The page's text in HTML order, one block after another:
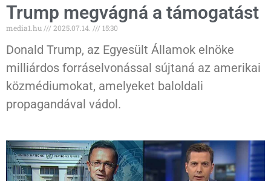
Trump megvágná a támogatást
media1.hu 2025.07.14. 15:30
Donald Trump, az Egyesült Államok elnöke
milliárdos forráselvonással sújtaná az amerikai
közmédiumokat, amelyeket baloldali
propagandával vádol.